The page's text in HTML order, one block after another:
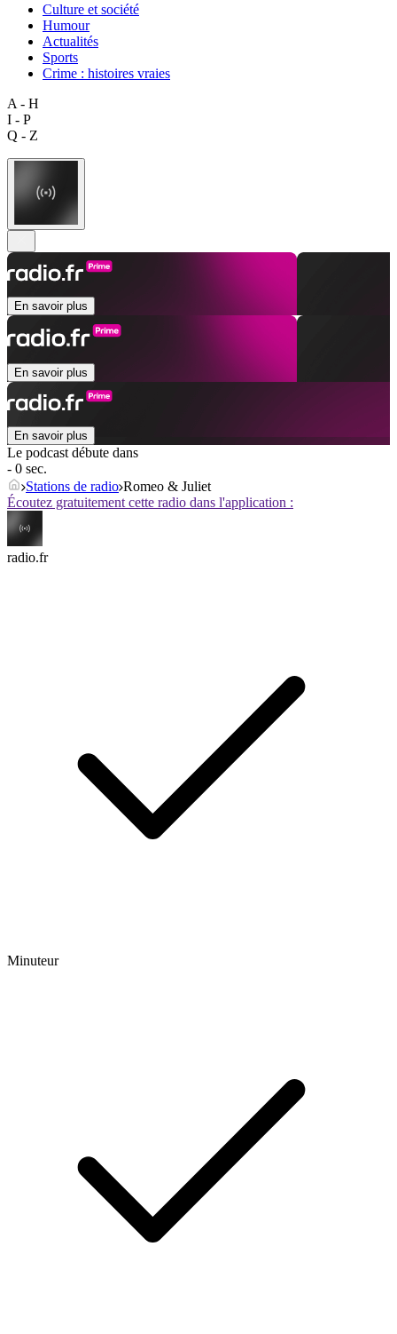
Culture et société
Humour
Actualités
Sports
Crime : histoires vraies
A - H
I - P
Q - Z
En savoir plus
En savoir plus
En savoir plus
Le podcast débute dans
- 0 sec.
Stations de radio Romeo & Juliet
Écoutez gratuitement cette radio dans l'application :
radio.fr
Minuteur